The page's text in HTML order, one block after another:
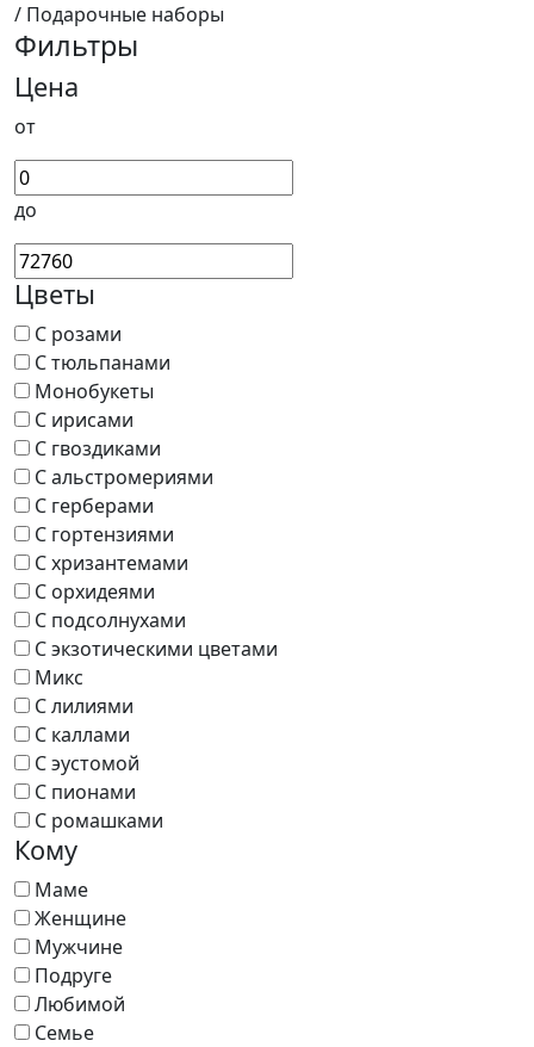
/ Подарочные наборы
Фильтры
Цена
от
до
Цветы
С розами
С тюльпанами
Монобукеты
С ирисами
С гвоздиками
С альстромериями
С герберами
С гортензиями
С хризантемами
С орхидеями
С подсолнухами
С экзотическими цветами
Микс
С лилиями
С каллами
С эустомой
С пионами
С ромашками
Кому
Маме
Женщине
Мужчине
Подруге
Любимой
Семье